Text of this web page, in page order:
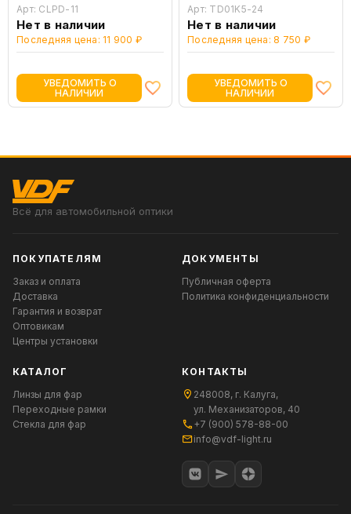
Арт: CLPD-11
Нет в наличии
Последняя цена: 11 900 ₽
УВЕДОМИТЬ О
НАЛИЧИИ
Арт: TD01K5-24
Нет в наличии
Последняя цена: 8 750 ₽
УВЕДОМИТЬ О
НАЛИЧИИ
Всё для автомобильной оптики
ПОКУПАТЕЛЯМ
Заказ и оплата
Доставка
Гарантия и возврат
Оптовикам
Центры установки
ДОКУМЕНТЫ
Публичная оферта
Политика конфиденциальности
КАТАЛОГ
Линзы для фар
Переходные рамки
Стекла для фар
КОНТАКТЫ
248008, г. Калуга,
ул. Механизаторов, 40
+7 (900) 578-88-00
info@vdf-light.ru